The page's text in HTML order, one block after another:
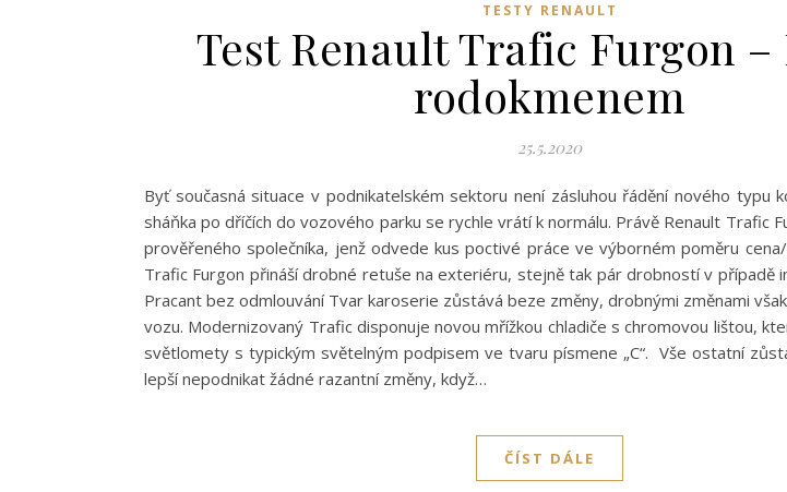
TESTY RENAULT
Test Renault Trafic Furgon –
rodokmenem
25.5.2020
Byť současná situace v podnikatelském sektoru není zásluhou řádění nového typu
sháňka po dříčích do vozového parku se rychle vrátí k normálu. Právě Renault Trafic
prověřeného společníka, jenž odvede kus poctivé práce ve výborném poměru
Trafic Furgon přináší drobné retuše na exteriéru, stejně tak pár drobností v případě
Pracant bez odmlouvání Tvar karoserie zůstává beze změny, drobnými změnami
vozu. Modernizovaný Trafic disponuje novou mřížkou chladiče s chromovou lištou,
světlomety s typickým světelným podpisem ve tvaru písmene „C“. Vše ostatní
lepší nepodnikat žádné razantní změny, když…
ČÍST DÁLE